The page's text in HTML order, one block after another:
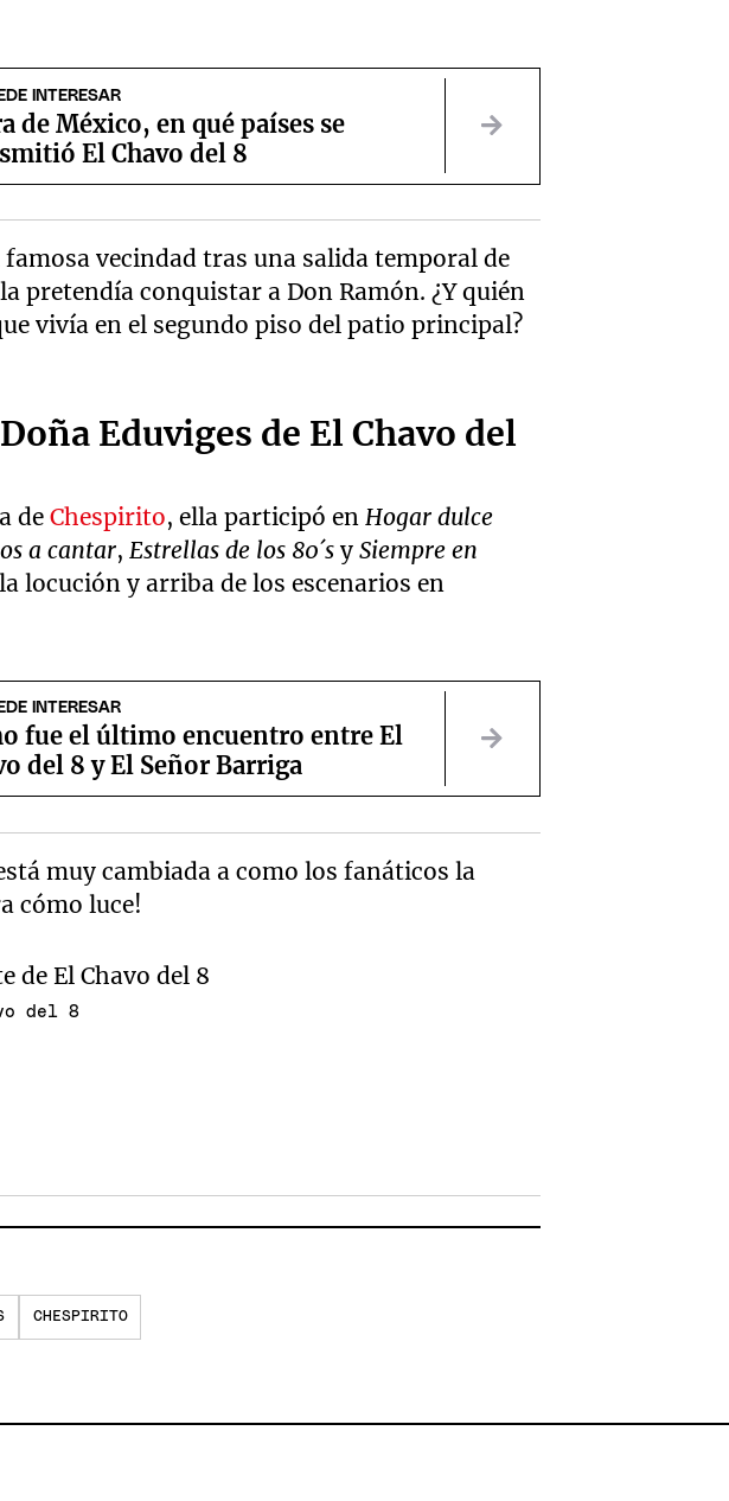
INTERESAR
de México, en qué países se
El Chavo del 8
vecindad tras una salida temporal de
pretendía conquistar a Don Ramón. ¿Y quién
vivía en el segundo piso del patio principal?
Eduviges de El Chavo del
deChespirito, ella participó enHogar dulce
a cantar,Estrellas de los 80´s ySiempre en
locución y arriba de los escenarios en
INTERESAR
fue el último encuentro entre El
del 8 y El Señor Barriga
muy cambiada a como los fanáticos la
cómo luce!
del 8
CHESPIRITO